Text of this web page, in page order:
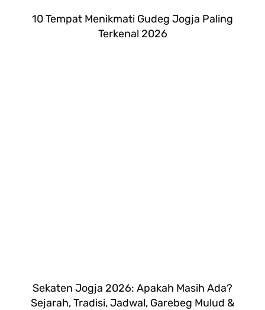
10 Tempat Menikmati Gudeg Jogja Paling
Terkenal 2026
Sekaten Jogja 2026: Apakah Masih Ada?
Sejarah, Tradisi, Jadwal, Garebeg Mulud &